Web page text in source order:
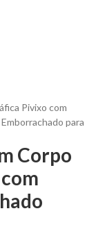
Pivixo com
para
Corpo